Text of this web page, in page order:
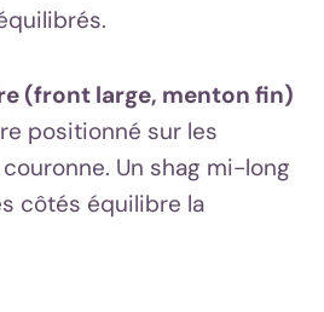
(front large, menton fin)
positionné sur les
Un shag mi-long
côtés équilibre la